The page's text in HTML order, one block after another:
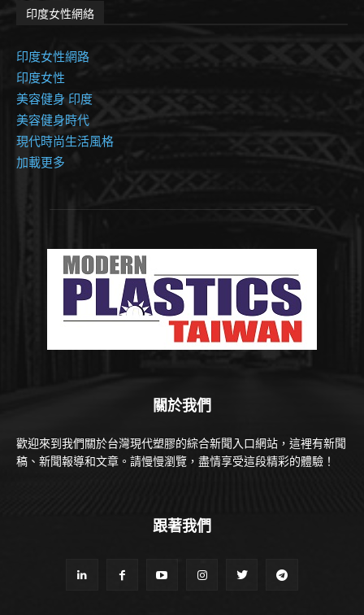
印度女性網絡
印度女性網路
印度女性
美容健身 印度
美容健身時代
現代時尚生活風格
加載更多
關於我們
歡迎來到我們關於台灣現代塑膠的綜合新聞入口網站，這裡有新聞
稿、新聞報導和文章。請慢慢瀏覽，盡情享受這段精彩的體驗！
跟著我們